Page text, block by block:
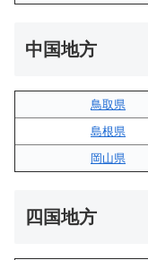
中国地方
鳥取県
島根県
岡山県
四国地方